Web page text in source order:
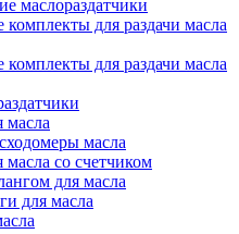
маслораздатчики
комплекты для раздачи масла
комплекты для раздачи масла
масла
масла
со счетчиком
для масла
для масла